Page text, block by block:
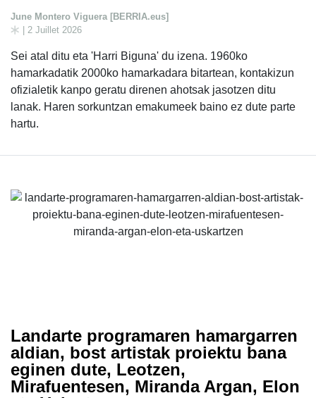
June Montero Viguera [BERRIA.eus]
| 2 Juillet 2026
Sei atal ditu eta 'Harri Biguna' du izena. 1960ko
hamarkadatik 2000ko hamarkadara bitartean, kontakizun
ofizialetik kanpo geratu direnen ahotsak jasotzen ditu
lanak. Haren sorkuntzan emakumeek baino ez dute parte
hartu.
Landarte programaren hamargarren
aldian, bost artistak proiektu bana
eginen dute, Leotzen,
Mirafuentesen, Miranda Argan, Elon